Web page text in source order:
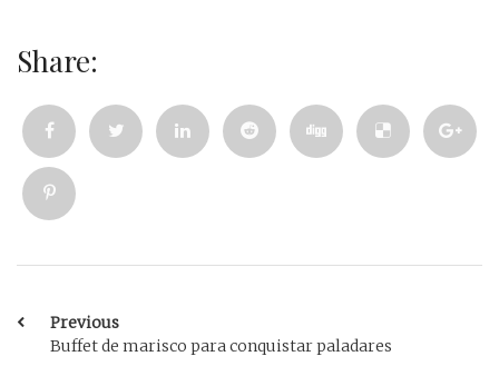
Share:
Previous
Buffet de marisco para conquistar paladares